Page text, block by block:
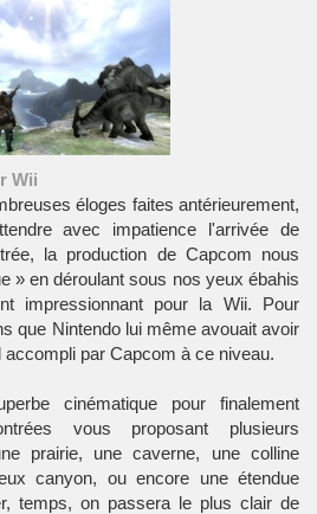
Wii
éloges faites antérieurement,
avec impatience l'arrivée de
la production de Capcom nous
» en déroulant sous nos yeux ébahis
impressionnant pour la Wii. Pour
que Nintendolui même avouait avoir
accompli par Capcom à ce niveau.
cinématique pour finalement
vous proposant plusieurs
prairie, une caverne, une colline
canyon, ou encore une étendue
temps, on passera le plus clair de